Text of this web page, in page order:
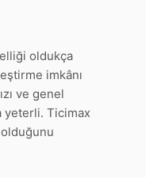
oldukça
imkânı
ve genel
yeterli. Ticimax